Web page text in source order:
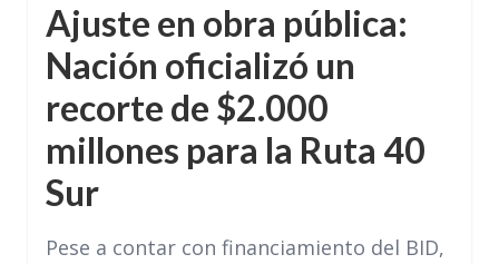
Ajuste en obra pública:
Nación oficializó un
recorte de $2.000
millones para la Ruta 40
Sur
Pese a contar con financiamiento del BID,